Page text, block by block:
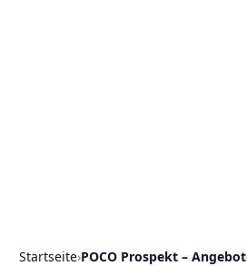
Startseite›POCO Prospekt –